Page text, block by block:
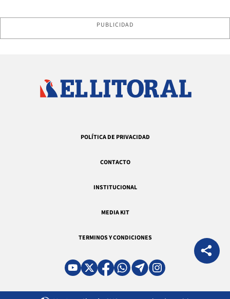
PUBLICIDAD
POLÍTICA DE PRIVACIDAD
CONTACTO
INSTITUCIONAL
MEDIA KIT
TERMINOS Y CONDICIONES